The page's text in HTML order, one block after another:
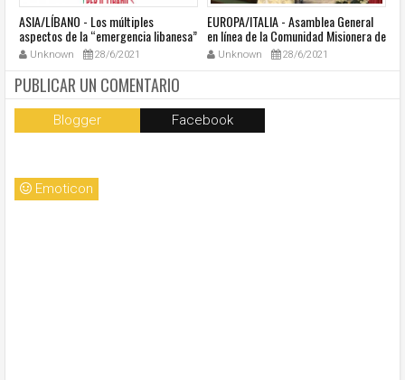
ASIA/LÍBANO - Los múltiples
aspectos de la “emergencia libanesa”
al centro de la cumbre eclesial
convocada por el Papa Francisco
Unknown 28/6/2021
EUROPA/ITALIA - Asamblea General
en línea de la Comunidad Misionera de
Villaregia
Unknown 28/6/2021
PUBLICAR UN COMENTARIO
Blogger Facebook
Emoticon